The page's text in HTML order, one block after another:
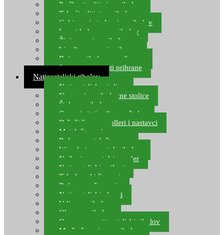
Praškasti aditivi za ribolov
Tekući aditivi za ribolov
Gel i sprej atraktori za ribolov
Lovni kukuruz za ribolov
Živi mamci za ribolov
Ljepilo za crve i prihranu
Boje za ribolovnu prihranu
Provjereni recepti prihrane
Natjecateljski ribolov
Natjecateljske stolice
Nastavci za ribolovne stolice
Šteke za ribolov
Gume i sitni pribor za šteku
Držači štapova rolleri i nastavci
Match štapovi
Role za match štapove
Waggleri za match ribolov
Najloni za match/waggler
Natjecateljski najloni
Teleskopski štapovi
Bolognese štapovi
Natjecateljski plovci
Udice za ribolov
Olovo za ribolov
Oprema za natjecateljski ribolov
Mreže čuvarice za ribolov